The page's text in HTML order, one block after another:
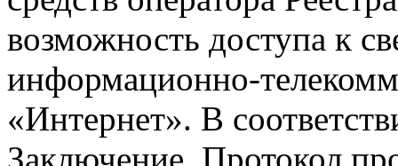
возможность доступа к
информационно-
«Интернет». В
Заключение, Протокол